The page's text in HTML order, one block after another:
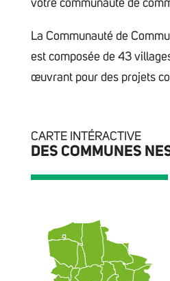
votre communauté de
La Communauté de
est composée de 43
œuvrant pour des projets
CARTE INTÉRACTIVE
DES COMMUNES